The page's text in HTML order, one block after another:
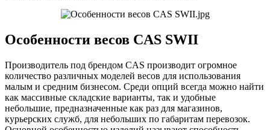
Особенности весов CAS SWII
Производитель под брендом CAS производит огромное
количество различных моделей весов для использования
малым и средним бизнесом. Среди опций всегда можно найти
как массивные складские варианты, так и удобные
небольшие, предназначенные как раз для магазинов,
курьерских служб, для небольших по габаритам перевозок.